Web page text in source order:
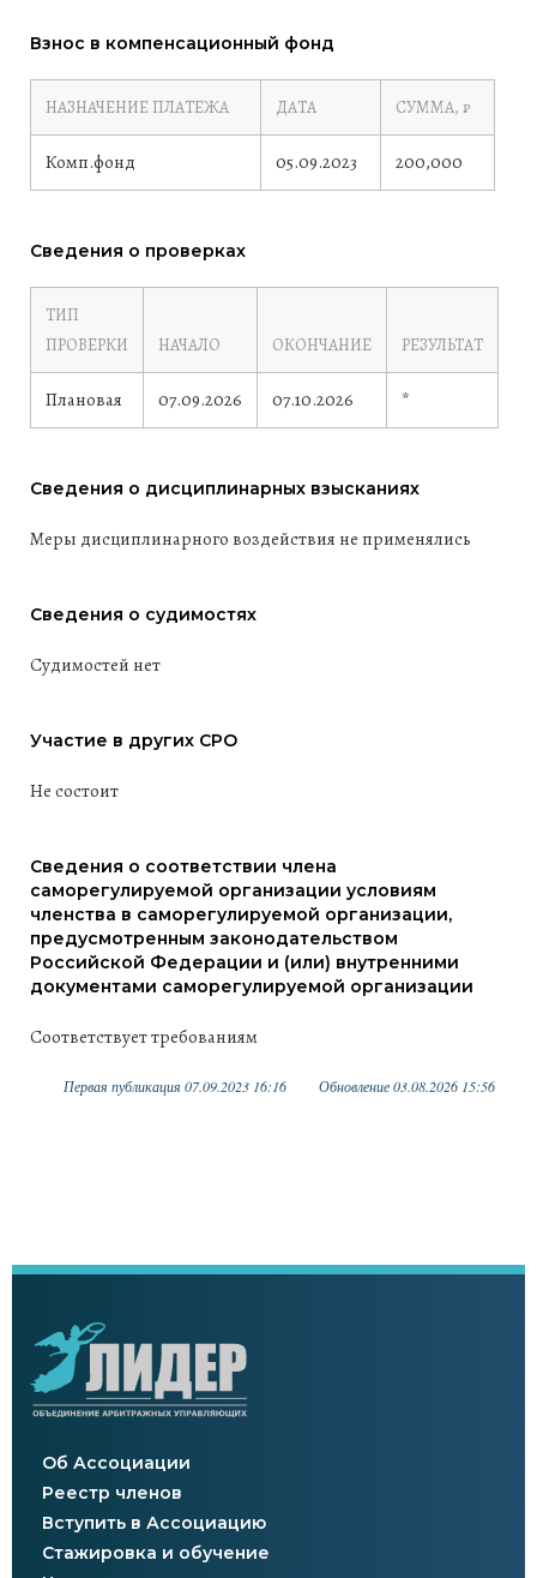
Взнос в компенсационный фонд
НАЗНАЧЕНИЕ ПЛАТЕЖА ДАТА СУММА, ₽
Комп.фонд 05.09.2023 200,000
Сведения о проверках
ТИП
ПРОВЕРКИ
НАЧАЛО ОКОНЧАНИЕ РЕЗУЛЬТАТ
Плановая 07.09.2026 07.10.2026 *
Сведения о дисциплинарных взысканиях
Меры дисциплинарного воздействия не применялись
Сведения о судимостях
Судимостей нет
Участие в других СРО
Не состоит
Сведения о соответствии члена
саморегулируемой организации условиям
членства в саморегулируемой организации,
предусмотренным законодательством
Российской Федерации и (или) внутренними
документами саморегулируемой организации
Соответствует требованиям
Первая публикация 07.09.2023 16:16 Обновление 03.08.2026 15:56
Об Ассоциации
Реестр членов
Вступить в Ассоциацию
Стажировка и обучение